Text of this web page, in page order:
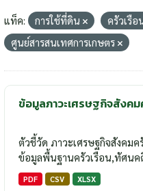
แท็ค: การใช้ที่ดิน ครัวเรือ
ศูนย์สารสนเทศการเกษตร
ข้อมูลภาวะเศรษฐกิจสังคม
ตัวชี้วัด ภาวะเศรษฐกิจสังคม
ข้อมูลพื้นฐานครัวเรือน,ทัศนค
PDF CSV XLSX